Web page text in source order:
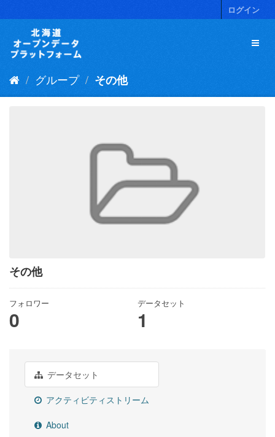
キ
ログイン
グループ その他
その他
フォロワー
0
データセット
1
データセット
アクティビティストリーム
About